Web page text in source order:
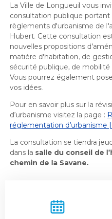
Histoire et patrimoine
Loisir et vie
Loisir et vie
Parcs et espaces verts
Parcs et espaces verts
Sports et saines
Sports et saines
Reconnaissance et
Reconnaissance et
Bénévolat
Bénévolat
Lutte à l'itinérance
Écocentres
Écocentres
Info-Travaux
Info-Travaux
Matières résiduelles et
Matières résiduelles et
Stationnements
Stationnements
Voie publique
Transition
Transition
Arbres, plantes et
Arbres, plantes et
Biodiversité et milieux
Biodiversité et milieux
Lutte aux changements
Lutte aux changements
Mobilité durable
Verdissement et travaux
Verdissement et
Sécurité
Service de police
Service de police
Service sécurité
Service sécurité incendie
Sécurisation des rues
Vie
Élus
Élus
Demande d'accès à
Instances décisionnelles
Instances décisionnelles
Participation citoyenne
Participation citoyenne
Procès-verbaux
dans
une
Règlements municipaux
Règlements municipaux
Entreprises
Développement
DéveloppementOuvre
dans
nouvelle
fenêtre
Développement
Développement
dans
une
Fournisseurs
Fournisseurs
À propos de la
Actualités et
Actualités et
Administration municipale
Bureau de l’éthique et
contractuelle
Activités
Activités
loisirs
Activités
air
Arts de la
et festivals
La Ville de Longueuil vous
consultation publique portant
règlements d'urbanisme de
Hubert. Cette consultation
nouvelles propositions
matière d'habitation, de
sécurité publique, de
Vous pourrez également
vos idées.
Pour en savoir plus sur la
d’urbanisme visitez la page :
réglementation d’urbanisme
La consultation se tiendra
dans la salle du conseil de
chemin de la Savane.